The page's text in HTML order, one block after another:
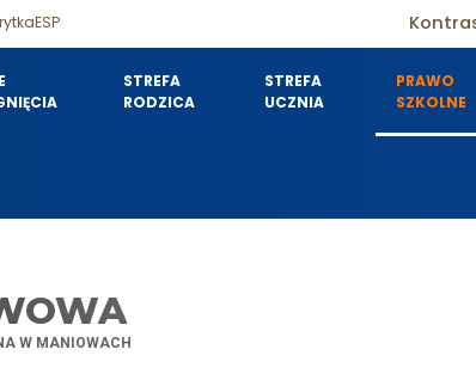
STREFA
RODZICA
STREFA
UCZNIA
PRAWO
SZKOLNE
W MANIOWACH